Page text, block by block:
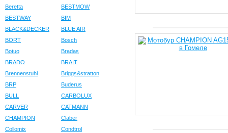
Beretta
BESTMOW
BESTWAY
BIM
BLACK&DECKER
BLUE AIR
BORT
Bosch
Botuo
Bradas
BRADO
BRAIT
Brennenstuhl
Briggs&stratton
BRP
Buderus
BULL
CARBOLUX
CARVER
CATMANN
CHAMPION
Claber
Collomix
Condtrol